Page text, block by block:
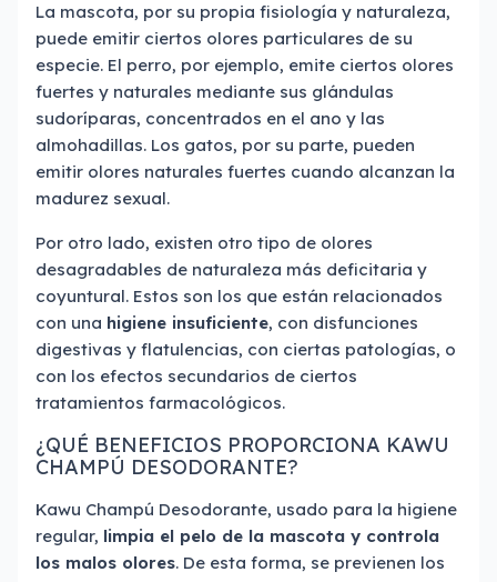
La mascota, por su propia fisiología y naturaleza,
puede emitir ciertos olores particulares de su
especie. El perro, por ejemplo, emite ciertos olores
fuertes y naturales mediante sus glándulas
sudoríparas, concentrados en el ano y las
almohadillas. Los gatos, por su parte, pueden
emitir olores naturales fuertes cuando alcanzan la
madurez sexual.
Por otro lado, existen otro tipo de olores
desagradables de naturaleza más deficitaria y
coyuntural. Estos son los que están relacionados
con una higiene insuficiente, con disfunciones
digestivas y flatulencias, con ciertas patologías, o
con los efectos secundarios de ciertos
tratamientos farmacológicos.
¿QUÉ BENEFICIOS PROPORCIONA KAWU
CHAMPÚ DESODORANTE?
Kawu Champú Desodorante, usado para la higiene
regular, limpia el pelo de la mascota y controla
los malos olores. De esta forma, se previenen los